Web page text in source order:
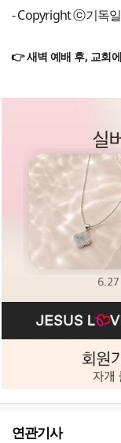
- Copyright ⓒ기독
👉 새벽 예배 후, 교회
연관기사